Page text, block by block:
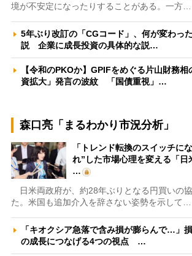
境が不安定になったりすることがある。一方…
5年ぶり改訂の「CGコード」、何が変わっ
説 企業に成長投資の具体的な説…
【令和のPKOか】GPIFをめぐる片山財務
資拡大」発言の波紋 「国債重視」…
森口亮「まるわかり市況分析」
「トレンド転換のスイッチに
れ”した市場心理を変える「日
…
日米両政府が、約28年ぶりとなる円買いの
た。米国も追加介入を辞さない姿勢を示して…
「キオクシア急落で含み損が膨らんで…」
の成長につなげる4つの視点 …